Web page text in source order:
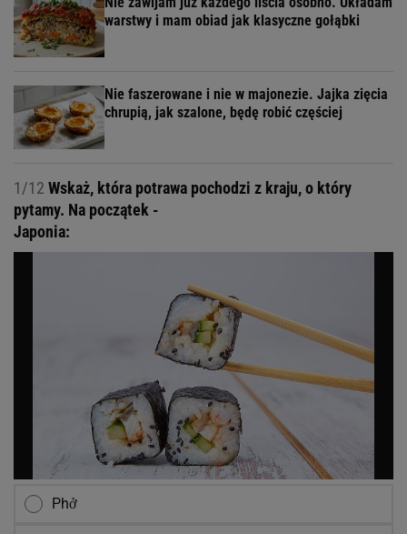
warstwy i mam obiad jak klasyczne gołąbki
Nie faszerowane i nie w majonezie. Jajka zięcia
chrupią, jak szalone, będę robić częściej
1/12 Wskaż, która potrawa pochodzi z kraju, o który
pytamy. Na początek -
Japonia:
Phở